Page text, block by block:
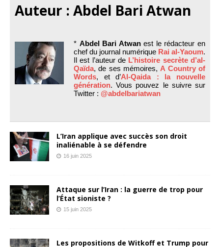
Auteur : Abdel Bari Atwan
* Abdel Bari Atwanest le rédacteur en
chef du journal numérique Rai al-Yaoum.
Il est l’auteur de L’histoire secrète d’al-
Qaïda, de ses mémoires, A Country of
Words, et d’Al-Qaida : la nouvelle
génération. Vous pouvez le suivre sur
Twitter : @abdelbariatwan
L’Iran applique avec succès son droit
inaliénable à se défendre
16 juin 2025
Attaque sur l’Iran : la guerre de trop pour
l’État sioniste ?
15 juin 2025
Les propositions de Witkoff et Trump pour